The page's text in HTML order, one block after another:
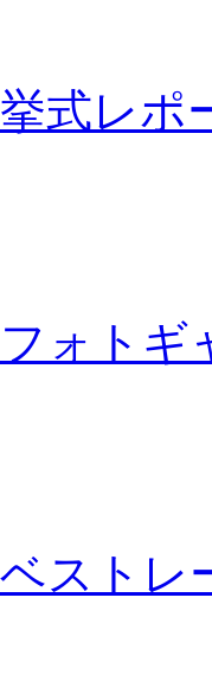
挙式レポ
フォトギ
ベストレ